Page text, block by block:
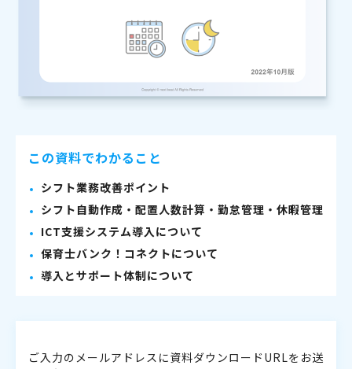
この資料でわかること
シフト業務改善ポイント
シフト自動作成・配置人数計算・勤怠管理・休暇管理
ICT支援システム導入について
保育士バンク！コネクトについて
導入とサポート体制について
ご入力のメールアドレスに資料ダウンロードURLをお送